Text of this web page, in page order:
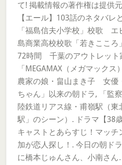
て! 掲載情報の著作権は提供
【エール】103話のネタバレ
「福島信夫小学校」校歌 エ
島商業高校校歌「若きこころ
72時間 千葉のアウトレット
「MEGAMAX（メガマック
農家の娘・畠山まき子 女優
ちゃん」以来の朝ドラ, 「監
陸鉄道リアス線・甫嶺駅（東
駅」のシーン）. ドラマ【38
キャストとあらすじ！マッ
加が恋人探し！. 今日の朝ド
に橋本じゅんさん、小南さ